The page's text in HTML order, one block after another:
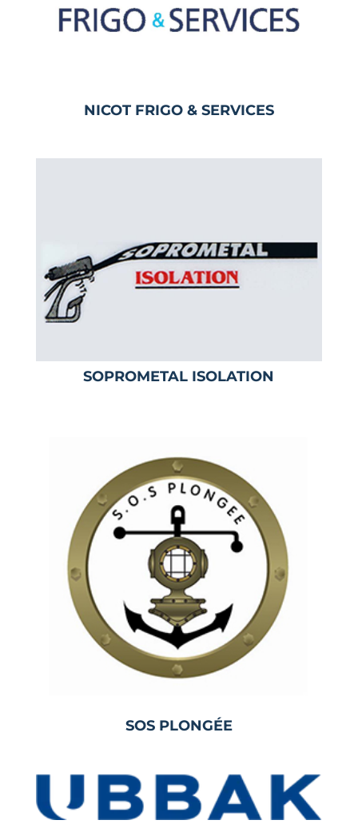
NICOT FRIGO & SERVICES
SOPROMETAL ISOLATION
SOS PLONGÉE